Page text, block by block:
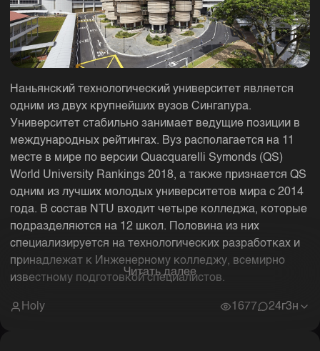
Наньянский технологический университет является
одним из двух крупнейших вузов Сингапура.
Университет стабильно занимает ведущие позиции в
международных рейтингах. Вуз располагается на 11
месте в мире по версии Quacquarelli Symonds (QS)
World University Rankings 2018, а также признается QS
одним из лучших молодых университетов мира с 2014
года. В состав NTU входит четыре колледжа, которые
подразделяются на 12 школ. Половина из них
специализируется на технологических разработках и
принадлежат к Инженерному колледжу, всемирно
известному подготовкой специалистов.
Читать далее
Holy 1677 24г3н